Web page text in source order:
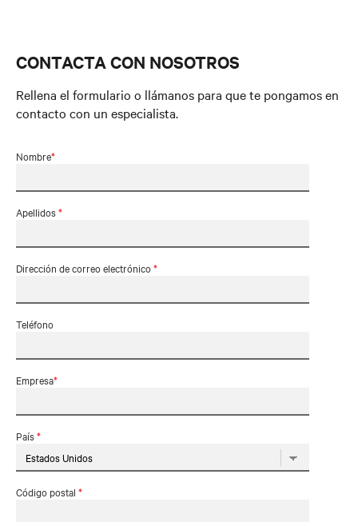
CONTACTA CON NOSOTROS
Rellena el formulario o llámanos para que te pongamos en
contacto con un especialista.
Nombre*
Apellidos*
Dirección de correo electrónico*
Teléfono
Empresa*
País*
Código postal *